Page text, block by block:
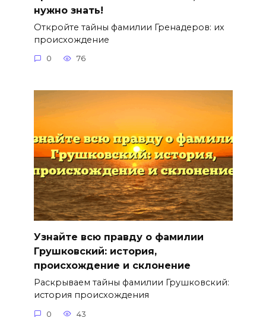
нужно знать!
Откройте тайны фамилии Гренадеров: их
происхождение
0 76
Узнайте всю правду о фамилии
Грушковский: история,
происхождение и склонение
Раскрываем тайны фамилии Грушковский:
история происхождения
0 43